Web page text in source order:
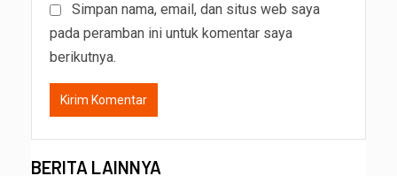
Simpan nama, email, dan situs web saya
pada peramban ini untuk komentar saya
berikutnya.
BERITA LAINNYA